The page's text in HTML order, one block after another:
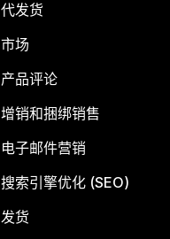
代发货
市场
产品评论
增销和捆绑销售
电子邮件营销
搜索引擎优化 (SEO)
发货